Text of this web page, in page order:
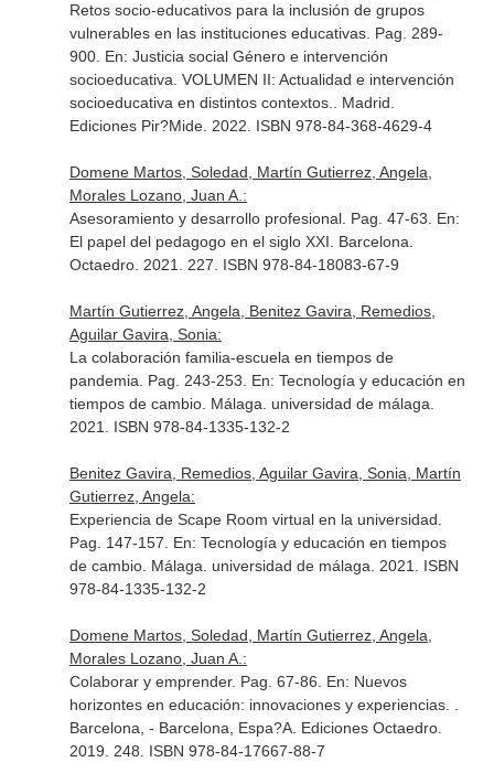
Retos socio-educativos para la inclusión de grupos
vulnerables en las instituciones educativas. Pag. 289-
900. En: Justicia social Género e intervención
socioeducativa. VOLUMEN II: Actualidad e intervención
socioeducativa en distintos contextos.
. Madrid.
Ediciones Pir?Mide. 2022. ISBN 978-84-368-4629-4
Domene Martos, Soledad, Martín Gutierrez, Angela,
Morales Lozano, Juan A.:
Asesoramiento y desarrollo profesional. Pag. 47-63. En:
El papel del pedagogo en el siglo XXI . Barcelona.
Octaedro. 2021. 227. ISBN 978-84-18083-67-9
Martín Gutierrez, Angela, Benitez Gavira, Remedios,
Aguilar Gavira, Sonia:
La colaboración familia-escuela en tiempos de
pandemia. Pag. 243-253. En: Tecnología y educación en
tiempos de cambio. Málaga. universidad de málaga.
2021. ISBN 978-84-1335-132-2
Benitez Gavira, Remedios, Aguilar Gavira, Sonia, Martín
Gutierrez, Angela:
Experiencia de Scape Room virtual en la universidad.
Pag. 147-157. En: Tecnología y educación en tiempos
de cambio. Málaga. universidad de málaga. 2021. ISBN
978-84-1335-132-2
Domene Martos, Soledad, Martín Gutierrez, Angela,
Morales Lozano, Juan A.:
Colaborar y emprender. Pag. 67-86. En: Nuevos
horizontes en educación: innovaciones y experiencias. .
Barcelona, - Barcelona, Espa?A. Ediciones Octaedro.
2019. 248. ISBN 978-84-17667-88-7